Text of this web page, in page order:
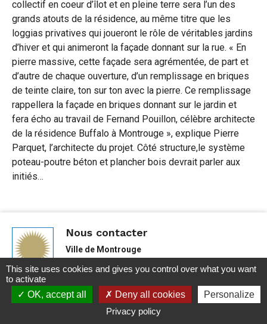
This site uses cookies and gives you control over what you want
to activate
OK, accept all
Deny all cookies
Personalize
Privacy policy
Besoin d'aide ?
collectif en coeur d’îlot et en pleine terre sera l’un des
grands atouts de la résidence, au même titre que les
loggias privatives qui joueront le rôle de véritables jardins
d’hiver et qui animeront la façade donnant sur la rue. « En
pierre massive, cette façade sera agrémentée, de part et
d’autre de chaque ouverture, d’un remplissage en briques
de teinte claire, ton sur ton avec la pierre. Ce remplissage
rappellera la façade en briques donnant sur le jardin et
fera écho au travail de Fernand Pouillon, célèbre architecte
de la résidence Buffalo à Montrouge », explique Pierre
Parquet, l’architecte du projet. Côté structure,le système
poteau-poutre béton et plancher bois devrait parler aux
initiés…
Nous contacter
Ville de Montrouge
92 121 Montrouge Cedex
Tél.: 01 46 12 76 76
Nous écrire